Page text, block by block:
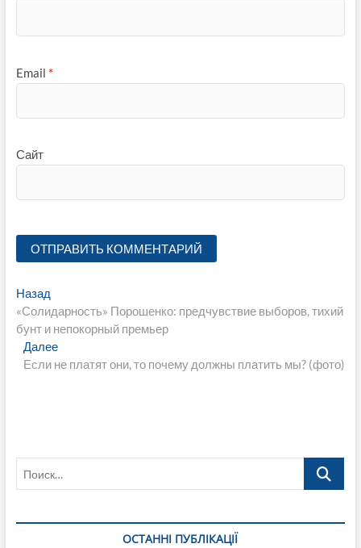
Email *
Сайт
Навигация
по
записям
НазадПредыдущая
запись:
«Солидарность» Порошенко: предчувствие выборов, тихий
бунт и непокорный премьер
ДалееСледующая
запись:
Если не платят они, то почему должны платить мы? (фото)
Поиск…
ОСТАННІ ПУБЛІКАЦІЇ